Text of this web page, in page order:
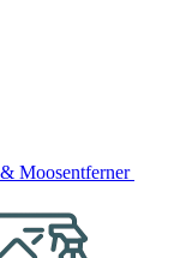
Moosentferner